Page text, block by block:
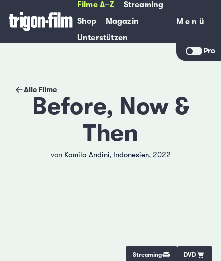
Filme A–Z
Streaming
Shop
Magazin
Unterstützen
Menü
Menü
Pro
Alle Filme
Before, Now &
Then
von Kamila Andini, Indonesien, 2022
Streaming DVD